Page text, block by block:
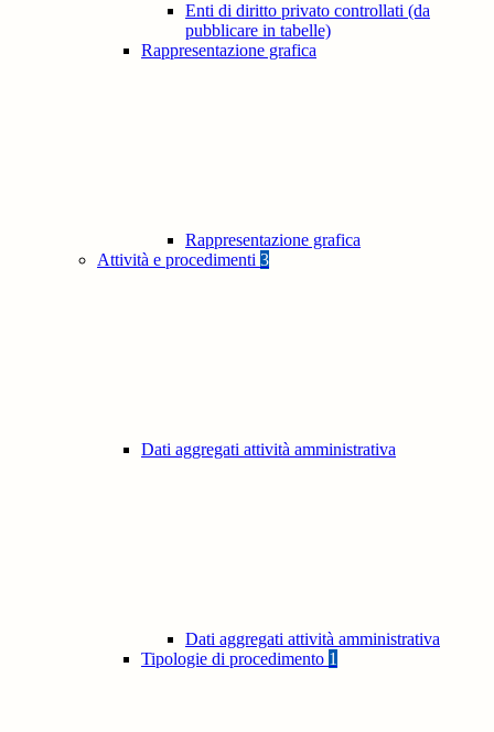
Enti di diritto privato controllati (da
pubblicare in tabelle)
Rappresentazione grafica
Rappresentazione grafica
Attività e procedimenti 3
Dati aggregati attività amministrativa
Dati aggregati attività amministrativa
Tipologie di procedimento 1